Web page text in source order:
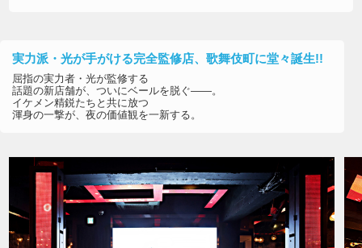
実力派・光が手がける完全監修店、歌舞伎町に堂々誕生!!
屈指の実力者・光が監修する
話題の新店舗が、ついにベールを脱ぐ——。
イケメン精鋭たちと共に放つ
渾身の一撃が、夜の価値観を一新する。